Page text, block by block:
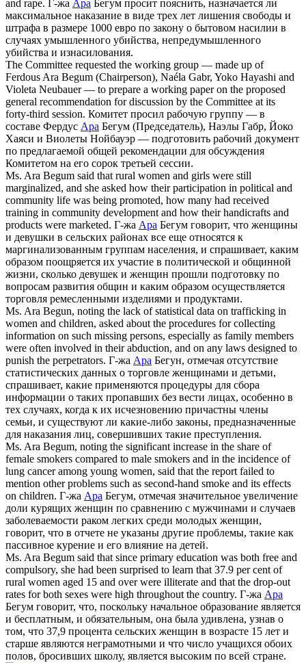
and rape. Г-жа Ара Бегум просит пояснить, назначается ли
максимальное наказание в виде трех лет лишения свободы и
штрафа в размере 1000 евро по закону о бытовом насилии в
случаях умышленного убийства, непредумышленного
убийства и изнасилования.
The Committee requested the working group — made up of
FerdousAra Begum (Chairperson), Naéla Gabr, Yoko Hayashi and
Violeta Neubauer — to prepare a working paper on the proposed
general recommendation for discussion by the Committee at its
forty-third session. Комитет просил рабочую группу — в
составе Фердус Ара Бегум (Председатель), Наэлы Габр, Йоко
Хаяси и Виолеты Нойбауэр — подготовить рабочий документ
по предлагаемой общей рекомендации для обсуждения
Комитетом на его сорок третьей сессии.
Ms. Ara Begum said that rural women and girls were still
marginalized, and she asked how their participation in political and
community life was being promoted, how many had received
training in community development and how their handicrafts and
products were marketed. Г-жа Ара Бегум говорит, что женщины
и девушки в сельских районах все еще относятся к
маргинализованным группам населения, и спрашивает, каким
образом поощряется их участие в политической и общинной
жизни, сколько девушек и женщин прошли подготовку по
вопросам развития общин и каким образом осуществляется
торговля ремесленными изделиями и продуктами.
Ms. Ara Begun, noting the lack of statistical data on trafficking in
women and children, asked about the procedures for collecting
information on such missing persons, especially as family members
were often involved in their abduction, and on any laws designed to
punish the perpetrators. Г-жа Ара Бегун, отмечая отсутствие
статистических данных о торговле женщинами и детьми,
спрашивает, какие применяются процедуры для сбора
информации о таких пропавших без вести лицах, особенно в
тех случаях, когда к их исчезновению причастны члены
семьи, и существуют ли какие-либо законы, предназначенные
для наказания лиц, совершивших такие преступления.
Ms. Ara Begum, noting the significant increase in the share of
female smokers compared to male smokers and in the incidence of
lung cancer among young women, said that the report failed to
mention other problems such as second-hand smoke and its effects
on children. Г-жа Ара Бегум, отмечая значительное увеличение
доли курящих женщин по сравнению с мужчинами и случаев
заболеваемости раком легких среди молодых женщин,
говорит, что в отчете не указаны другие проблемы, такие как
пассивное курение и его влияние на детей.
Ms. Ara Begum said that since primary education was both free and
compulsory, she had been surprised to learn that 37.9 per cent of
rural women aged 15 and over were illiterate and that the drop-out
rates for both sexes were high throughout the country. Г-жа Ара
Бегум говорит, что, поскольку начальное образование является
и бесплатным, и обязательным, она была удивлена, узнав о
том, что 37,9 процента сельских женщин в возрасте 15 лет и
старше являются неграмотными и что число учащихся обоих
полов, бросивших школу, является высоким по всей стране.